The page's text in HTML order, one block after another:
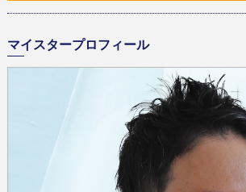
マイスタープロフィール